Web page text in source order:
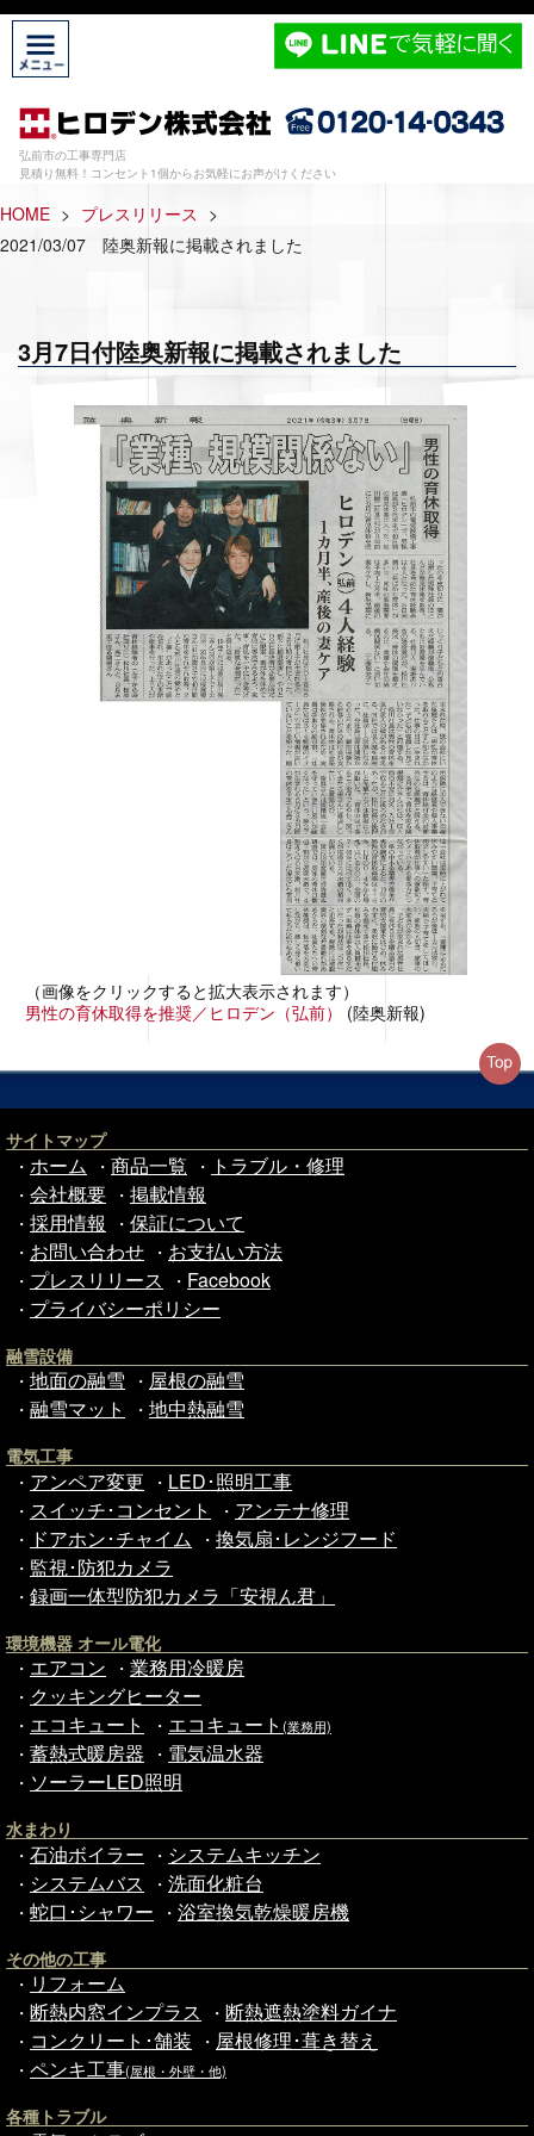
弘前市の工事専門店
見積り無料！コンセント1個からお気軽にお声がけください
HOME > プレスリリース >
2021/03/07 陸奥新報に掲載されました
3月7日付陸奥新報に掲載されました
（画像をクリックすると拡大表示されます）
男性の育休取得を推奨／ヒロデン（弘前）
(陸奥新報)
サイトマップ
・ ホーム ・ 商品一覧 ・ トラブル・修理
・ 会社概要 ・ 掲載情報
・ 採用情報 ・ 保証について
・ お問い合わせ ・ お支払い方法
・ プレスリリース ・ Facebook
・ プライバシーポリシー
融雪設備
・ 地面の融雪 ・ 屋根の融雪
・ 融雪マット ・ 地中熱融雪
電気工事
・ アンペア変更 ・ LED･照明工事
・ スイッチ･コンセント ・ アンテナ修理
・ ドアホン･チャイム ・ 換気扇･レンジフード
・ 監視･防犯カメラ
・ 録画一体型防犯カメラ「安視ん君」
環境機器 オール電化
・ エアコン ・ 業務用冷暖房
・ クッキングヒーター
・ エコキュート ・ エコキュート (業務用)
・ 蓄熱式暖房器 ・ 電気温水器
・ ソーラーLED照明
水まわり
・ 石油ボイラー ・ システムキッチン
・ システムバス ・ 洗面化粧台
・ 蛇口･シャワー ・ 浴室換気乾燥暖房機
その他の工事
・ リフォーム
・ 断熱内窓インプラス ・ 断熱遮熱塗料ガイナ
・ コンクリート･舗装 ・ 屋根修理･葺き替え
・ ペンキ工事(屋根・外壁・他)
各種トラブル